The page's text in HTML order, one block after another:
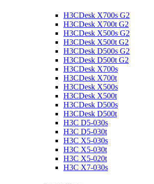
H3CDesk X700s G2
H3CDesk X700t G2
H3CDesk X500s G2
H3CDesk X500t G2
H3CDesk D500s G2
H3CDesk D500t G2
H3CDesk X700s
H3CDesk X700t
H3CDesk X500s
H3CDesk X500t
H3CDesk D500s
H3CDesk D500t
H3C D5-030s
H3C D5-030t
H3C X5-030s
H3C X5-030t
H3C X5-020t
H3C X7-030s